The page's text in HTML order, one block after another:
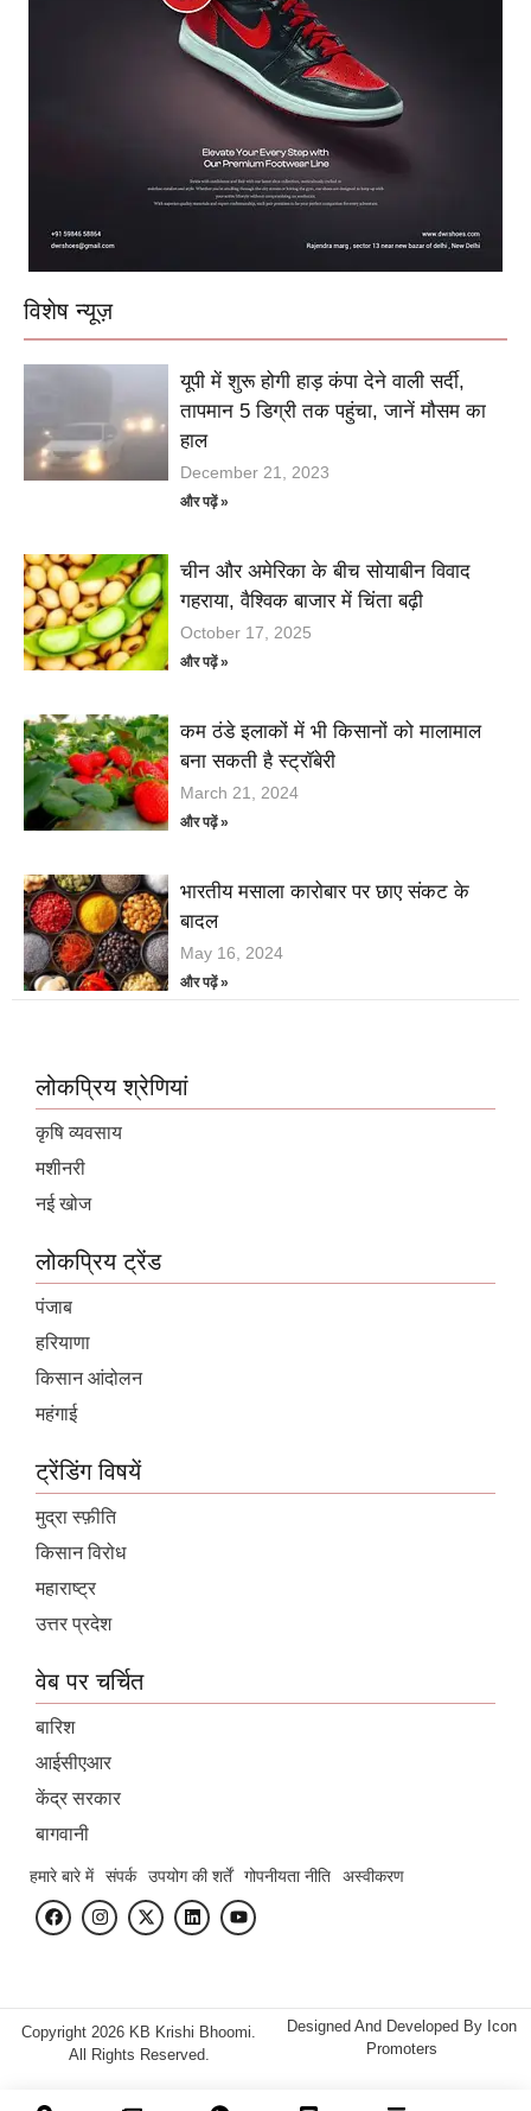
विशेष न्यूज़
यूपी में शुरू होगी हाड़ कंपा देने वाली सर्दी,
तापमान 5 डिग्री तक पहुंचा, जानें मौसम का
हाल
December 21, 2023
और पढ़ें »
चीन और अमेरिका के बीच सोयाबीन विवाद
गहराया, वैश्विक बाजार में चिंता बढ़ी
October 17, 2025
और पढ़ें »
कम ठंडे इलाकों में भी किसानों को मालामाल
बना सकती है स्ट्रॉबेरी
March 21, 2024
और पढ़ें »
भारतीय मसाला कारोबार पर छाए संकट के
बादल
May 16, 2024
और पढ़ें »
लोकप्रिय श्रेणियां
कृषि व्यवसाय
मशीनरी
नई खोज
लोकप्रिय ट्रेंड
पंजाब
हरियाणा
किसान आंदोलन
महंगाई
ट्रेंडिंग विषयें
मुद्रा स्फ़ीति
किसान विरोध
महाराष्ट्र
उत्तर प्रदेश
वेब पर चर्चित
बारिश
आईसीएआर
केंद्र सरकार
बागवानी
हमारे बारे में संपर्क उपयोग की शर्तें गोपनीयता नीति अस्वीकरण
Copyright 2026 KB Krishi Bhoomi.
All Rights Reserved.
Designed And Developed By Icon
Promoters